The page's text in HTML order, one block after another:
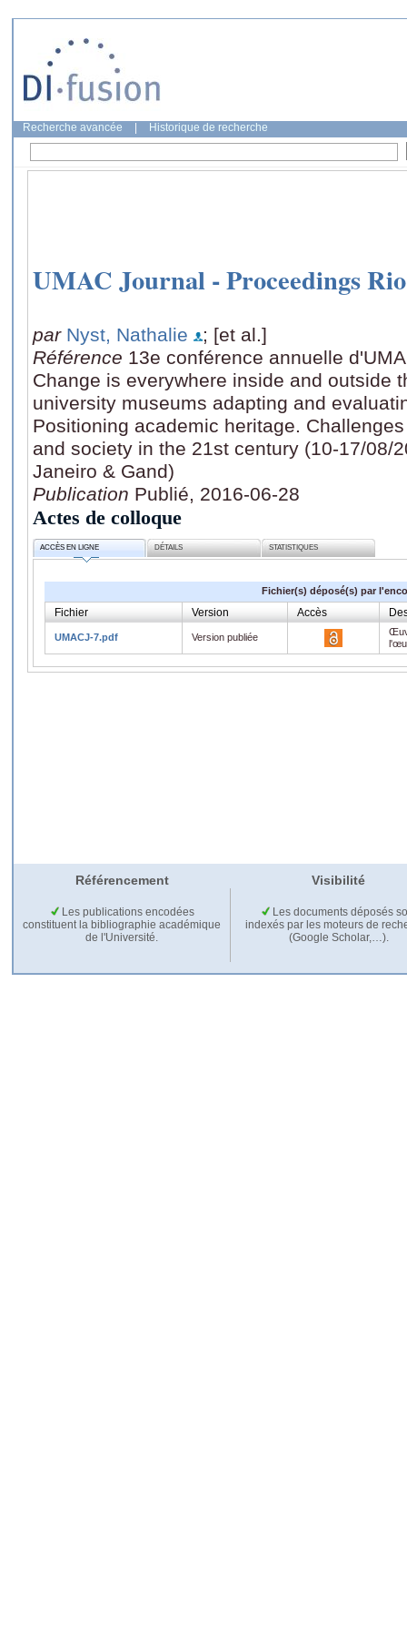
Recherche avancée Historique de recherche
UMAC Journal - Proceedings
par Nyst, Nathalie
; [et al.]
Référence 13e conférence annuelle
Change is everywhere inside and outside
university museums adapting and
Positioning academic heritage.
and society in the 21st century (10-17/08/
Janeiro & Gand)
Publication Publié, 2016-06-28
Actes de colloque
ACCÈS EN LIGNE DÉTAILS STATISTIQUES
Fichier(s) déposé(s) par
Fichier Version Accès
UMACJ-7.pdf Version publiée
Référencement Visibilité
Les publications encodées
constituent la bibliographie académique
de l'Université.
Les documents déposés
indexés par les moteurs de
(Google Scholar,…).